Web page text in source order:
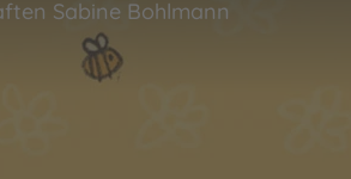
Sabine Bohlmann